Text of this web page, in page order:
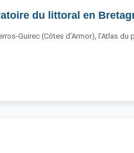
du littoral en
Guirec (Côtes d’Armor), l’Atlas